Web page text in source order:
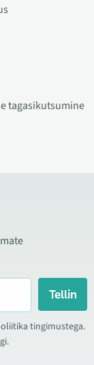
tagasikutsumine
Tellin
tingimustega.